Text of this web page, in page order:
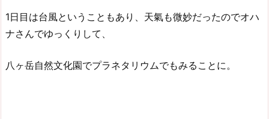
1日目は台風ということもあり、天氣も微妙だったのでオハ
ナさんでゆっくりして、
八ヶ岳自然文化園でプラネタリウムでもみることに。